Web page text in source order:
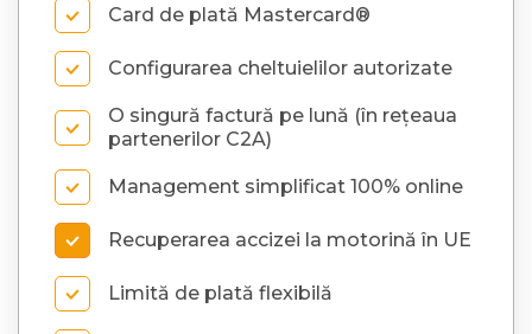
Card de plată Mastercard®
Configurarea cheltuielilor autorizate
O singură factură pe lună (în rețeaua
partenerilor C2A)
Management simplificat 100% online
Recuperarea accizei la motorină în UE
Limită de plată flexibilă